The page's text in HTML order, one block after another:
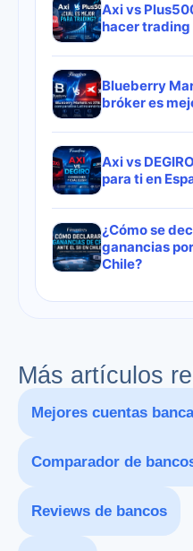
Axi vs
hacer trading
Blueberry
bróker es
Axi vs
para ti en
¿Cómo se
ganancias
Chile?
Más artículos
Mejores cuentas
Comparador de
Reviews de bancos